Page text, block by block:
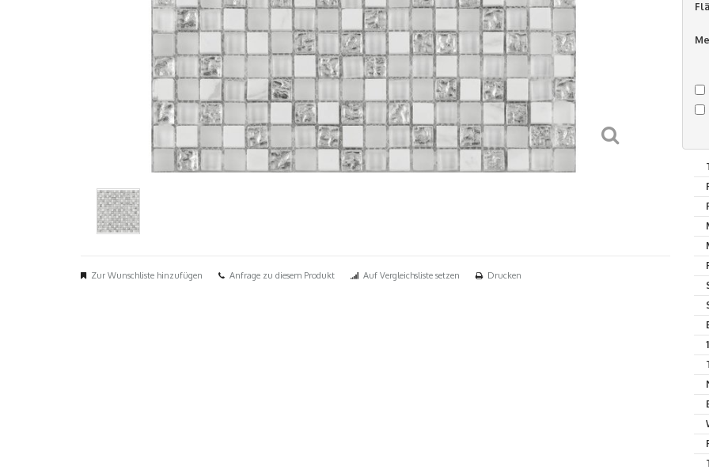
Zur Wunschliste hinzufügen Anfrage zu diesem Produkt Auf Vergleichsliste setzen Drucken